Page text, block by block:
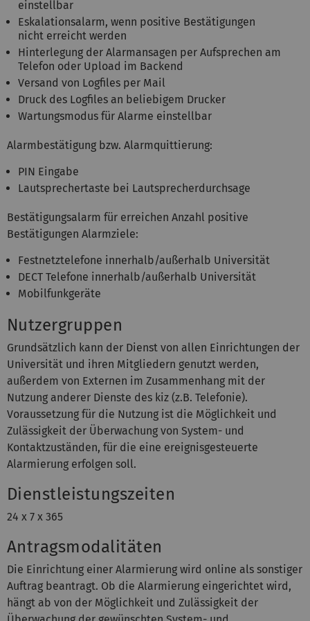
einstellbar
Eskalationsalarm, wenn positive Bestätigungen
nicht erreicht werden
Hinterlegung der Alarmansagen per Aufsprechen am
Telefon oder Upload im Backend
Versand von Logfiles per Mail
Druck des Logfiles an beliebigem Drucker
Wartungsmodus für Alarme einstellbar
Alarmbestätigung bzw. Alarmquittierung:
PIN Eingabe
Lautsprechertaste bei Lautsprecherdurchsage
Bestätigungsalarm für erreichen Anzahl positive
Bestätigungen Alarmziele:
Festnetztelefone innerhalb/außerhalb Universität
DECT Telefone innerhalb/außerhalb Universität
Mobilfunkgeräte
Nutzergruppen
Grundsätzlich kann der Dienst von allen Einrichtungen der
Universität und ihren Mitgliedern genutzt werden,
außerdem von Externen im Zusammenhang mit der
Nutzung anderer Dienste des kiz (z.B. Telefonie).
Voraussetzung für die Nutzung ist die Möglichkeit und
Zulässigkeit der Überwachung von System- und
Kontaktzuständen, für die eine ereignisgesteuerte
Alarmierung erfolgen soll.
Dienstleistungszeiten
24 x 7 x 365
Antragsmodalitäten
Die Einrichtung einer Alarmierung wird online als sonstiger
Auftrag beantragt. Ob die Alarmierung eingerichtet wird,
hängt ab von der Möglichkeit und Zulässigkeit der